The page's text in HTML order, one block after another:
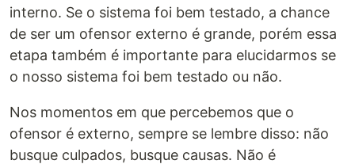
interno. Se o sistema foi bem testado, a chance
de ser um ofensor externo é grande, porém essa
etapa também é importante para elucidarmos se
o nosso sistema foi bem testado ou não.
Nos momentos em que percebemos que o
ofensor é externo, sempre se lembre disso: não
busque culpados, busque causas. Não é